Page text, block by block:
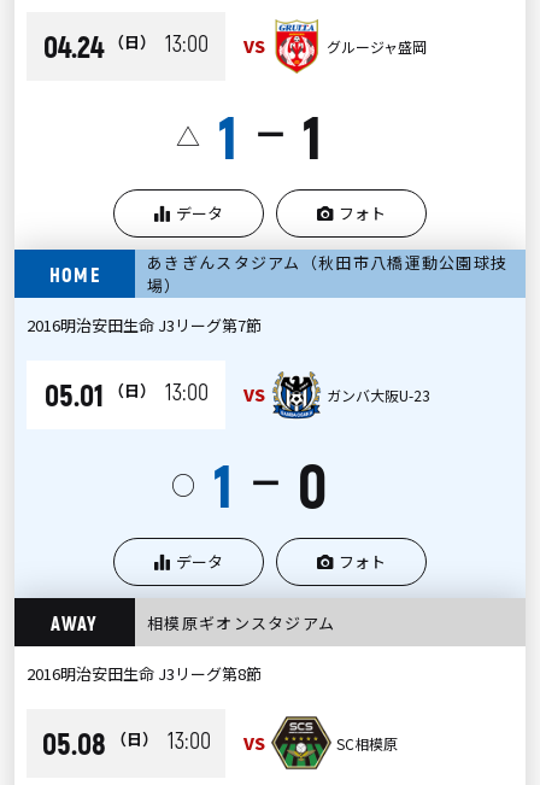
04.24 （日） 13:00 VS グルージャ盛岡
△ 1 ー 1
データ フォト
HOME
あきぎんスタジアム（秋田市八橋運動公園球技
場）
2016明治安田生命 J3リーグ第7節
05.01 （日） 13:00 VS ガンバ大阪U-23
○ 1 ー 0
データ フォト
AWAY 相模原ギオンスタジアム
2016明治安田生命 J3リーグ第8節
05.08 （日） 13:00 VS SC相模原